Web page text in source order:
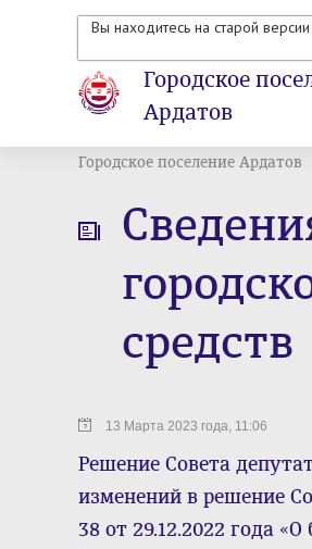
Вы находитесь на старой
Городское
Ардатов
Городское поселение Ардатов
средств
13 Марта 2023 года, 11:06
Решение Совета
изменений в решение
38 от 29.12.2022 года